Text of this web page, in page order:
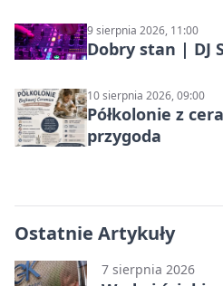
9 sierpnia 2026, 11:00
Dobry stan | DJ
10 sierpnia 2026, 09:00
Półkolonie z
przygoda
Ostatnie Artykuły
7 sierpnia 2026